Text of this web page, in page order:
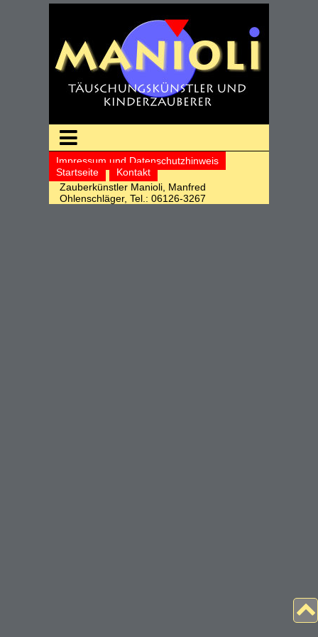
Impressum und Datenschutzhinweis
Startseite
Kontakt
Zauberkünstler Manioli, Manfred
Ohlenschläger, Tel.: 06126-3267